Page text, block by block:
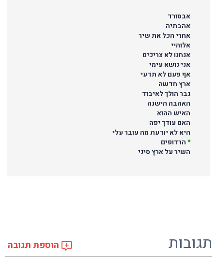
אבסורד
אהבתיה
אחרי הכל את שיר
אלוהיי
אנחנו לא צריכים
אני נושא עימי
אף פעם לא תדעי
ארץ חדשה
גבר הולך לאיבוד
האהבה הישנה
האיש ההוא
האם עודך יפה
היא לא יודעת מה עובר עלי
*הרדופים
השיר על ארץ סיני
תגובות הוספת תגובה